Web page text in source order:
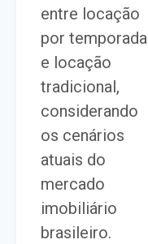
entre locação
por temporada
e locação
tradicional,
considerando
os cenários
atuais do
mercado
imobiliário
brasileiro.